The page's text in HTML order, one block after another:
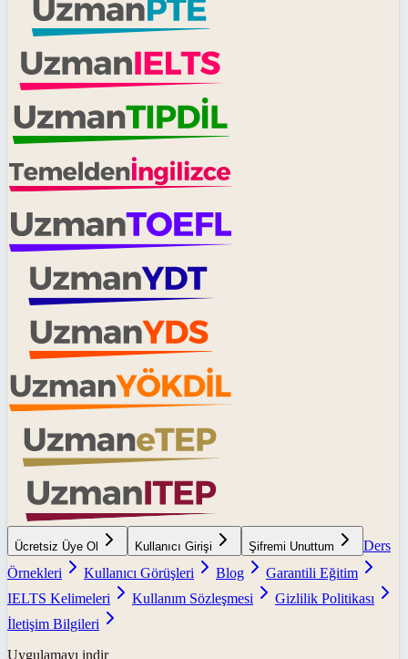
Ücretsiz Üye Ol Kullanıcı Girişi Şifremi Unuttum
Ders
Örnekleri
Kullanıcı Görüşleri Blog
Garantili Eğitim
IELTS Kelimeleri
Kullanım Sözleşmesi
Gizlilik Politikası
İletişim Bilgileri
Uygulamayı indir